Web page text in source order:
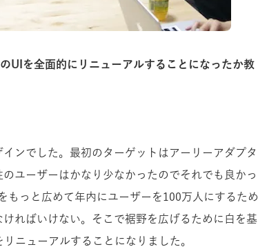
を全面的にリニューアルすることになったか教
ンでした。最初のターゲットはアーリーアダプタ
ユーザーはかなり少なかったのでそれでも良かっ
もっと広めて年内にユーザーを100万人にするため
ればいけない。そこで裾野を広げるために白を基
ニューアルすることになりました。